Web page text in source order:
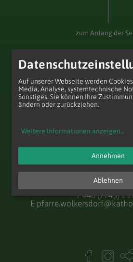
zum Anfang der
Pfarre
Kirchenpl. 1
2120 Wolkersdorf im
T+43 (2245) 23
E
Auf unserer Webseite werden
Media, Analyse, systemtechnische
Sonstiges. Sie können Ihre
ändern oder zurückziehen.
Weitere Informationen anzeigen...
Ablehnen
Annehmen